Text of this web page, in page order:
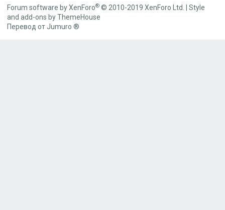
Forum software by XenForo® © 2010-2019 XenForo Ltd.
Style
and add-ons by ThemeHouse
Перевод от Jumuro ®